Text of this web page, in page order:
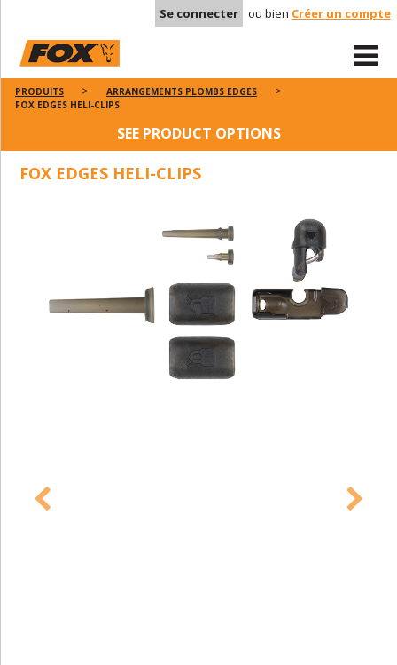
Se connecter ou bien Créer un compte
PRODUITS
ARRANGEMENTS PLOMBS EDGES
FOX EDGES HELI-CLIPS
SEE PRODUCT OPTIONS
FOX EDGES HELI-CLIPS